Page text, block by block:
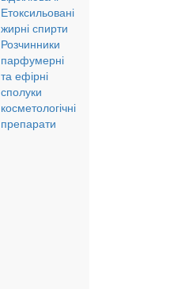
Етоксильовані
жирні спирти
Розчинники
парфумерні
та ефірні
сполуки
косметологічні
препарати